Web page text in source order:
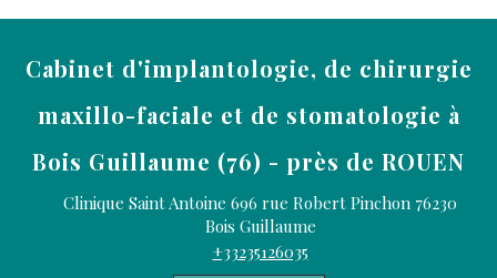
Cabinet d'implantologie, de chirurgie
maxillo-faciale et de stomatologie à
Bois Guillaume (76) - près de ROUEN
Clinique Saint Antoine 696 rue Robert Pinchon 76230
Bois Guillaume
+33235126035